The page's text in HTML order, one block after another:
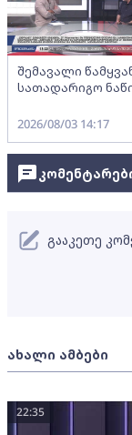
შემავალი
სათადარიგო
2026/08/03 14:17
ახალი ამბები
22:35
გააკეთე